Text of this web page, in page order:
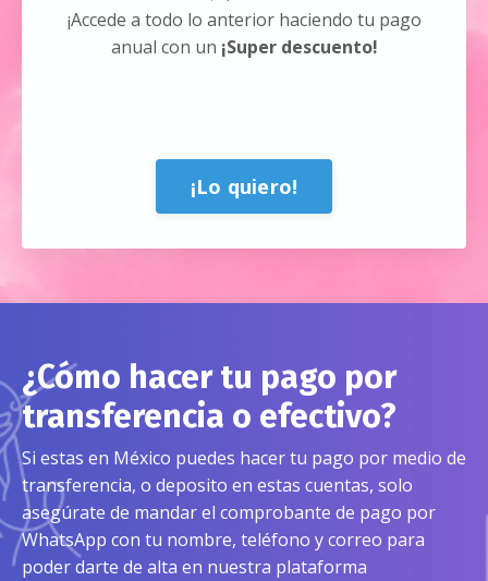
¡Accede a todo lo anterior haciendo tu pago
anual con un ¡Super descuento!
¡Lo quiero!
¿Cómo hacer tu pago por
transferencia o efectivo?
Si estas en México puedes hacer tu pago por medio de
transferencia, o deposito en estas cuentas, solo
asegúrate de mandar el comprobante de pago por
WhatsApp con tu nombre, teléfono y correo para
poder darte de alta en nuestra plataforma